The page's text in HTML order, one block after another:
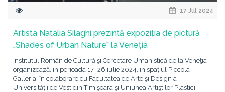
17 Jul 2024
Artista Natalia Silaghi prezintă expoziția de pictură
„Shades of Urban Nature” la Veneția
Institutul Român de Cultură şi Cercetare Umanistică de la Veneţia
organizează, în perioada 17–26 iulie 2024, în spaţiul Piccola
Galleria, în colaborare cu Facultatea de Arte şi Design a
Universităţii de Vest din Timişoara şi Uniunea Artiştilor Plastici